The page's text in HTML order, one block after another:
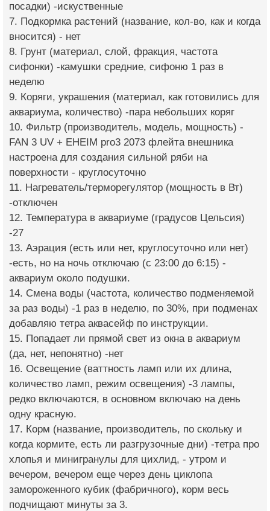
посадки) -искуственные
7. Подкормка растений (название, кол-во, как и когда
вносится) - нет
8. Грунт (материал, слой, фракция, частота
сифонки) -камушки средние, сифоню 1 раз в
неделю
9. Коряги, украшения (материал, как готовились для
аквариума, количество) -пара небольших коряг
10. Фильтр (производитель, модель, мощность) -
FAN 3 UV + EHEIM pro3 2073 флейта внешника
настроена для создания сильной ряби на
поверхности - круглосуточно
11. Нагреватель/терморегулятор (мощность в Вт)
-отключен
12. Температура в аквариуме (градусов Цельсия)
-27
13. Аэрация (есть или нет, круглосуточно или нет)
-есть, но на ночь отключаю (с 23:00 до 6:15) -
аквариум около подушки.
14. Смена воды (частота, количество подменяемой
за раз воды) -1 раз в неделю, по 30%, при подменах
добавляю тетра аквасейф по инструкции.
15. Попадает ли прямой свет из окна в аквариум
(да, нет, непонятно) -нет
16. Освещение (ваттность ламп или их длина,
количество ламп, режим освещения) -3 лампы,
редко включаются, в основном включаю на день
одну красную.
17. Корм (название, производитель, по скольку и
когда кормите, есть ли разгрузочные дни) -тетра про
хлопья и минигранулы для цихлид, - утром и
вечером, вечером еще через день циклопа
замороженного кубик (фабричного), корм весь
подчищают минуты за 3.